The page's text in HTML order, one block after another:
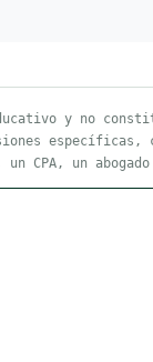
y no
CPA, un